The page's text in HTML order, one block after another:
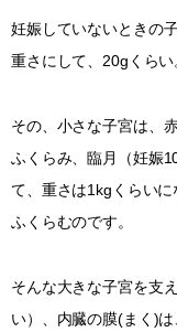
妊娠していないときの
重さにして、20gくらい
その、小さな子宮は、
ふくらみ、臨月（妊娠
て、重さは1kgくらい
ふくらむのです。
そんな大きな子宮を支
い）、内臓の膜(まく)